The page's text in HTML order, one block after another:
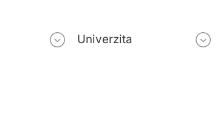
Univerzita